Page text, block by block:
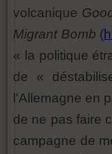
volcanique
Migrant Bomb (
« la politique
de «
l'Allemagne en
de ne pas faire
campagne de